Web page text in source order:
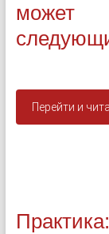
может
Перейти и